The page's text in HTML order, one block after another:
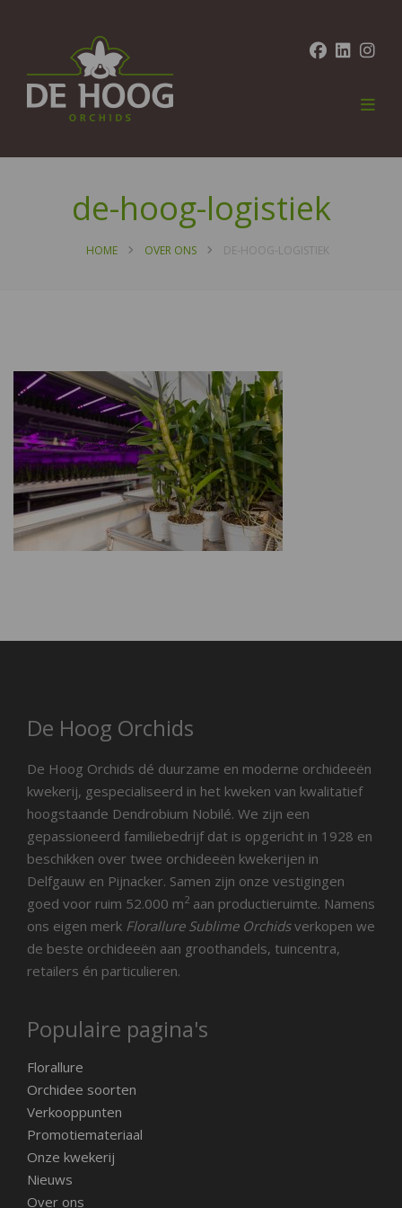
de-hoog-logistiek
HOME OVER ONS DE-HOOG-LOGISTIEK
De Hoog Orchids
De Hoog Orchids dé duurzame en moderne orchideeën
kwekerij, gespecialiseerd in het kweken van kwalitatief
hoogstaande Dendrobium Nobilé. We zijn een
gepassioneerd familiebedrijf dat is opgericht in 1928 en
beschikken over twee orchideeën kwekerijen in
Delfgauw en Pijnacker. Samen zijn onze vestigingen
goed voor ruim 52.000 m2 aan productieruimte. Namens
ons eigen merk Florallure Sublime Orchidsverkopen we
de beste orchideeën aan groothandels, tuincentra,
retailers én particulieren.
Populaire pagina's
Florallure
Orchidee soorten
Verkooppunten
Promotiemateriaal
Onze kwekerij
Nieuws
Over ons